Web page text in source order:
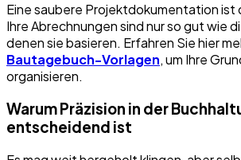
Eine saubere Projektdokumentation ist
Ihre Abrechnungen sind nur so gut wie
denen sie basieren. Erfahren Sie hier
Bautagebuch-Vorlagen, um Ihre
organisieren.
Warum Präzision in der
entscheidend ist